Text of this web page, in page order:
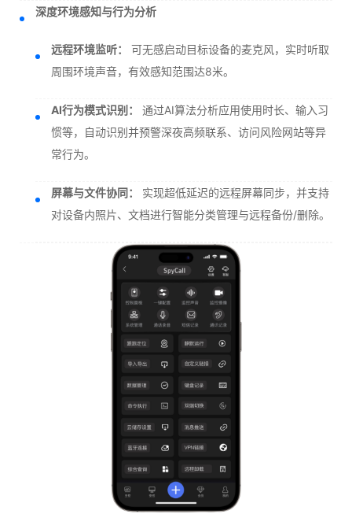
深度环境感知与行为分析
远程环境监听：
可无感启动目标设备的麦克风，实时听取
周围环境声音，有效感知范围达8米。
AI行为模式识别：
通过AI算法分析应用使用时长、输入习
惯等，自动识别并预警深夜高频联系、访问风险网站等异
常行为。
屏幕与文件协同：
实现超低延迟的远程屏幕同步，并支持
对设备内照片、文档进行智能分类管理与远程备份/删除。